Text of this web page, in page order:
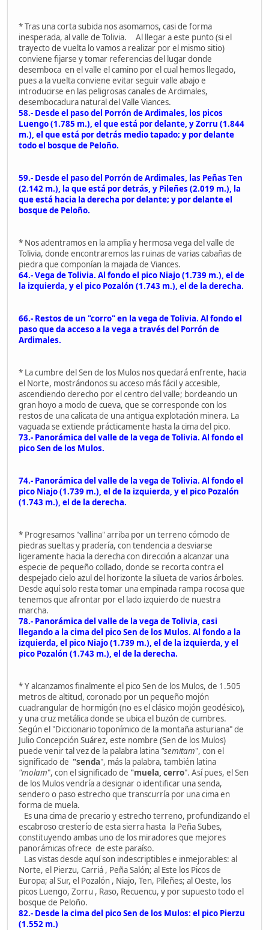
* Tras una corta subida nos asomamos, casi de forma
inesperada, al valle de Tolivia. Al llegar a este punto (si el
trayecto de vuelta lo vamos a realizar por el mismo sitio)
conviene fijarse y tomar referencias del lugar donde
desemboca en el valle el camino por el cual hemos llegado,
pues a la vuelta conviene evitar seguir valle abajo e
introducirse en las peligrosas canales de Ardimales,
desembocadura natural del Valle Viances.
58.- Desde el paso del Porrón de Ardimales, los picos
Luengo (1.785 m.), el que está por delante, y Zorru (1.844
m.), el que está por detrás medio tapado; y por delante
todo el bosque de Peloño.
59.- Desde el paso del Porrón de Ardimales, las Peñas Ten
(2.142 m.), la que está por detrás, y Pileñes (2.019 m.), la
que está hacia la derecha por delante; y por delante el
bosque de Peloño.
* Nos adentramos en la amplia y hermosa vega del valle de
Tolivia, donde encontraremos las ruinas de varias cabañas de
piedra que componían la majada de Viances.
64.- Vega de Tolivia. Al fondo el pico Niajo (1.739 m.), el de
la izquierda, y el pico Pozalón (1.743 m.), el de la derecha.
66.- Restos de un "corro" en la vega de Tolivia. Al fondo el
paso que da acceso a la vega a través del Porrón de
Ardimales.
* La cumbre del Sen de los Mulos nos quedará enfrente, hacia
el Norte, mostrándonos su acceso más fácil y accesible,
ascendiendo derecho por el centro del valle; bordeando un
gran hoyo a modo de cueva, que se corresponde con los
restos de una calicata de una antigua explotación minera. La
vaguada se extiende prácticamente hasta la cima del pico.
73.- Panorámica del valle de la vega de Tolivia. Al fondo el
pico Sen de los Mulos.
74.- Panorámica del valle de la vega de Tolivia. Al fondo el
pico Niajo (1.739 m.), el de la izquierda, y el pico Pozalón
(1.743 m.), el de la derecha.
* Progresamos "vallina" arriba por un terreno cómodo de
piedras sueltas y pradería, con tendencia a desviarse
ligeramente hacia la derecha con dirección a alcanzar una
especie de pequeño collado, donde se recorta contra el
despejado cielo azul del horizonte la silueta de varios árboles.
Desde aquí solo resta tomar una empinada rampa rocosa que
tenemos que afrontar por el lado izquierdo de nuestra
marcha.
78.- Panorámica del valle de la vega de Tolivia, casi
llegando a la cima del pico Sen de los Mulos. Al fondo a la
izquierda, el pico Niajo (1.739 m.), el de la izquierda, y el
pico Pozalón (1.743 m.), el de la derecha.
* Y alcanzamos finalmente el pico Sen de los Mulos, de 1.505
metros de altitud, coronado por un pequeño mojón
cuadrangular de hormigón (no es el clásico mojón geodésico),
y una cruz metálica donde se ubica el buzón de cumbres.
Según el "Diccionario toponímico de la montaña asturiana" de
Julio Concepción Suárez, este nombre (Sen de los Mulos)
puede venir tal vez de la palabra latina "semitam", con el
significado de "senda", más la palabra, también latina
"molam", con el significado de "muela, cerro". Así pues, el Sen
de los Mulos vendría a designar o identificar una senda,
sendero o paso estrecho que transcurría por una cima en
forma de muela.
Es una cima de precario y estrecho terreno, profundizando el
escabroso cresterío de esta sierra hasta la Peña Subes,
constituyendo ambas uno de los miradores que mejores
panorámicas ofrece de este paraíso.
Las vistas desde aquí son indescriptibles e inmejorables: al
Norte, el Pierzu, Carriá , Peña Salón; al Este los Picos de
Europa; al Sur, el Pozalón , Niajo, Ten, Pileñes; al Oeste, los
picos Luengo, Zorru , Raso, Recuencu, y por supuesto todo el
bosque de Peloño.
82.- Desde la cima del pico Sen de los Mulos: el pico Pierzu
(1.552 m.)